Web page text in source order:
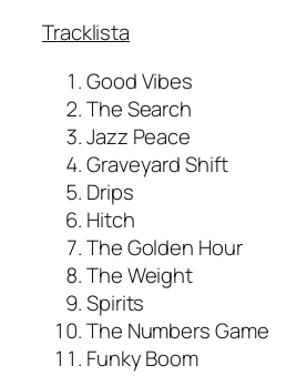
Tracklista
Good Vibes
The Search
Jazz Peace
Graveyard Shift
Drips
Hitch
The Golden Hour
The Weight
Spirits
The Numbers Game
Funky Boom